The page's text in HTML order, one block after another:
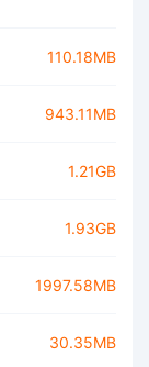
110.18MB
943.11MB
1.21GB
1.93GB
1997.58MB
30.35MB